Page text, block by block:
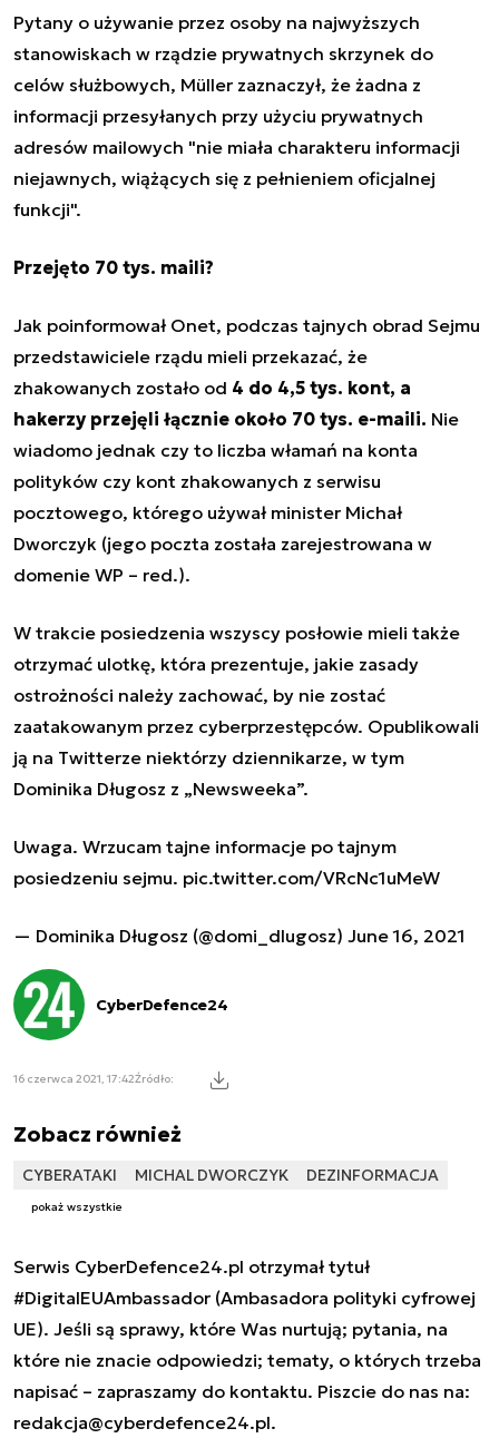
Pytany o używanie przez osoby na najwyższych
stanowiskach w rządzie prywatnych skrzynek do
celów służbowych, Müller zaznaczył, że żadna z
informacji przesyłanych przy użyciu prywatnych
adresów mailowych "nie miała charakteru informacji
niejawnych, wiążących się z pełnieniem oficjalnej
funkcji".
Przejęto 70 tys. maili?
Jak poinformował Onet, podczas tajnych obrad Sejmu
przedstawiciele rządu mieli przekazać, że
zhakowanych zostało od 4 do 4,5 tys. kont, a
hakerzy przejęli łącznie około 70 tys. e-maili. Nie
wiadomo jednak czy to liczba włamań na konta
polityków czy kont zhakowanych z serwisu
pocztowego, którego używał minister Michał
Dworczyk (jego poczta została zarejestrowana w
domenie WP – red.).
W trakcie posiedzenia wszyscy posłowie mieli także
otrzymać ulotkę, która prezentuje, jakie zasady
ostrożności należy zachować, by nie zostać
zaatakowanym przez cyberprzestępców. Opublikowali
ją na Twitterze niektórzy dziennikarze, w tym
Dominika Długosz z „Newsweeka”.
Uwaga. Wrzucam tajne informacje po tajnym
posiedzeniu sejmu. pic.twitter.com/VRcNc1uMeW
— Dominika Długosz (@domi_dlugosz) June 16, 2021
CyberDefence24
16 czerwca 2021, 17:42Źródło:
Zobacz również
CYBERATAKI MICHAL DWORCZYK DEZINFORMACJA
pokaż wszystkie
Serwis CyberDefence24.pl otrzymał tytuł
#DigitalEUAmbassador (Ambasadora polityki cyfrowej
UE). Jeśli są sprawy, które Was nurtują; pytania, na
które nie znacie odpowiedzi; tematy, o których trzeba
napisać – zapraszamy do kontaktu. Piszcie do nas na:
redakcja@cyberdefence24.pl.